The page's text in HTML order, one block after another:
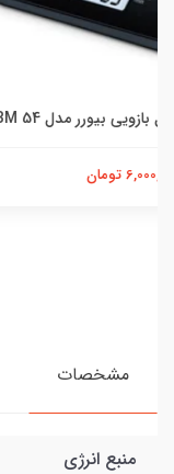
مشخصات
منبع انرژی